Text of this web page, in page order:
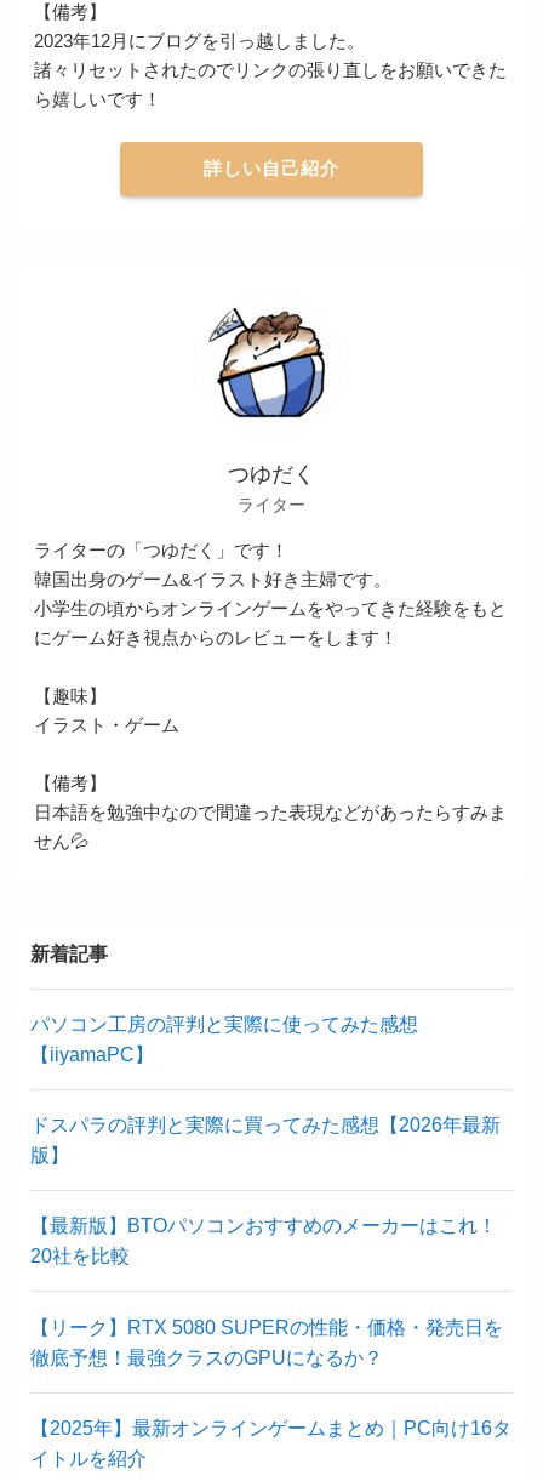
【備考】
2023年12月にブログを引っ越しました。
諸々リセットされたのでリンクの張り直しをお願いできた
ら嬉しいです！
詳しい自己紹介
つゆだく
ライター
ライターの「つゆだく」です！
韓国出身のゲーム&イラスト好き主婦です。
小学生の頃からオンラインゲームをやってきた経験をもと
にゲーム好き視点からのレビューをします！
【趣味】
イラスト・ゲーム
【備考】
日本語を勉強中なので間違った表現などがあったらすみま
せん💦
新着記事
パソコン工房の評判と実際に使ってみた感想
【iiyamaPC】
ドスパラの評判と実際に買ってみた感想【2026年最新
版】
【最新版】BTOパソコンおすすめのメーカーはこれ！
20社を比較
【リーク】RTX 5080 SUPERの性能・価格・発売日を
徹底予想！最強クラスのGPUになるか？
【2025年】最新オンラインゲームまとめ｜PC向け16タ
イトルを紹介